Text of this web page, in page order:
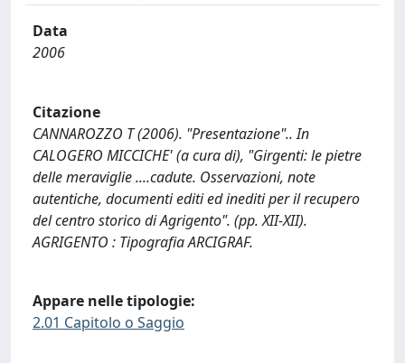
Data
2006
Citazione
CANNAROZZO T (2006). "Presentazione".. In
CALOGERO MICCICHE' (a cura di), "Girgenti: le pietre
delle meraviglie ....cadute. Osservazioni, note
autentiche, documenti editi ed inediti per il recupero
del centro storico di Agrigento". (pp. XII-XII).
AGRIGENTO : Tipografia ARCIGRAF.
Appare nelle tipologie:
2.01 Capitolo o Saggio